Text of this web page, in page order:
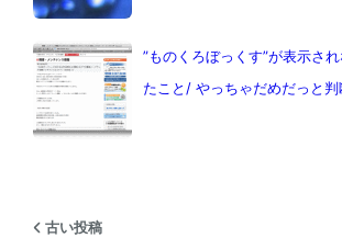
”ものくろぼっくす”が表示さ
たこと/ やっちゃだめだっと判
古い投稿